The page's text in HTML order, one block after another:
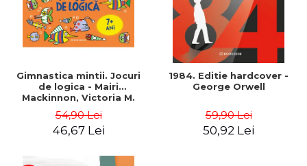
Gimnastica mintii. Jocuri
de logica - Mairi
Mackinnon, Victoria M.
54,90 Lei
46,67 Lei
1984. Editie hardcover -
George Orwell
59,90 Lei
50,92 Lei